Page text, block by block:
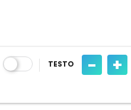
TESTO - +